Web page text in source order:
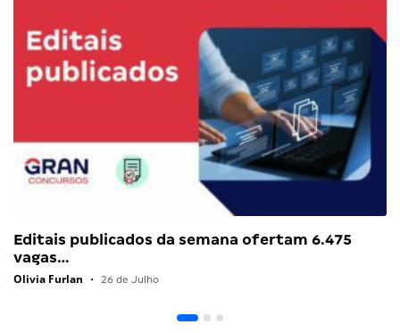
Editais publicados da semana ofertam 6.475
vagas…
Olivia Furlan • 26 de Julho